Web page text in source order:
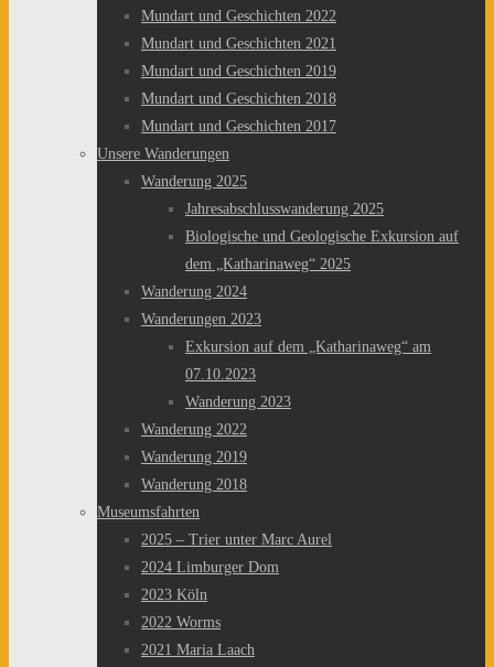
Mundart und Geschichten 2022
Mundart und Geschichten 2021
Mundart und Geschichten 2019
Mundart und Geschichten 2018
Mundart und Geschichten 2017
Unsere Wanderungen
Wanderung 2025
Jahresabschlusswanderung 2025
Biologische und Geologische Exkursion auf
dem „Katharinaweg“ 2025
Wanderung 2024
Wanderungen 2023
Exkursion auf dem „Katharinaweg“ am
07.10.2023
Wanderung 2023
Wanderung 2022
Wanderung 2019
Wanderung 2018
Museumsfahrten
2025 – Trier unter Marc Aurel
2024 Limburger Dom
2023 Köln
2022 Worms
2021 Maria Laach